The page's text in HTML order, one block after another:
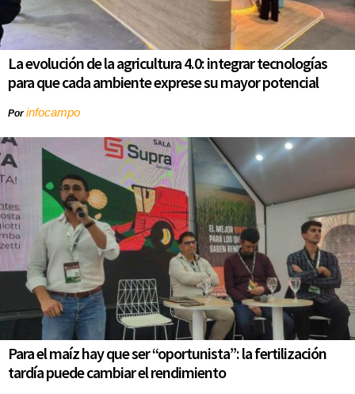
La evolución de la agricultura 4.0: integrar tecnologías
para que cada ambiente exprese su mayor potencial
Porinfocampo
Para el maíz hay que ser “oportunista”: la fertilización
tardía puede cambiar el rendimiento